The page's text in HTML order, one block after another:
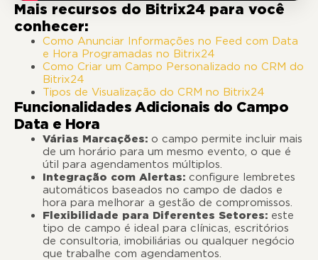
Mais recursos do Bitrix24 para você
conhecer:
Como Anunciar Informações no Feed com Data
e Hora Programadas no Bitrix24
Como Criar um Campo Personalizado no CRM do
Bitrix24
Tipos de Visualização do CRM no Bitrix24
Funcionalidades Adicionais do Campo
Data e Hora
Várias Marcações: o campo permite incluir mais
de um horário para um mesmo evento, o que é
útil para agendamentos múltiplos.
Integração com Alertas: configure lembretes
automáticos baseados no campo de dados e
hora para melhorar a gestão de compromissos.
Flexibilidade para Diferentes Setores: este
tipo de campo é ideal para clínicas, escritórios
de consultoria, imobiliárias ou qualquer negócio
que trabalhe com agendamentos.